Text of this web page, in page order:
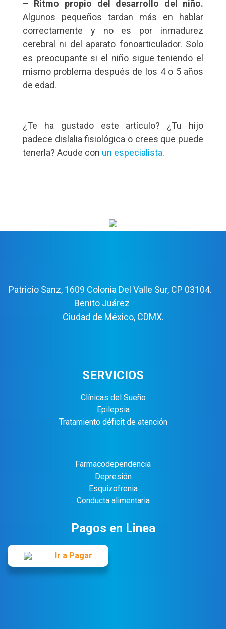
– Ritmo propio del desarrollo del niño.
Algunos pequeños tardan más en hablar
correctamente y no es por inmadurez
cerebral ni del aparato fonoarticulador. Solo
es preocupante si el niño sigue teniendo el
mismo problema después de los 4 o 5 años
de edad.
¿Te ha gustado este artículo? ¿Tu hijo
padece dislalia fisiológica o crees que puede
tenerla? Acude con un especialista.
Patricio Sanz, 1609 Colonia Del Valle Sur, CP 03104.
Benito Juárez
Ciudad de México, CDMX.
SERVICIOS
Clínicas del Sueño
Epilepsia
Tratamiento déficit de atención
Farmacodependencia
Depresión
Esquizofrenia
Conducta alimentaria
Pagos en Linea
Ir a Pagar